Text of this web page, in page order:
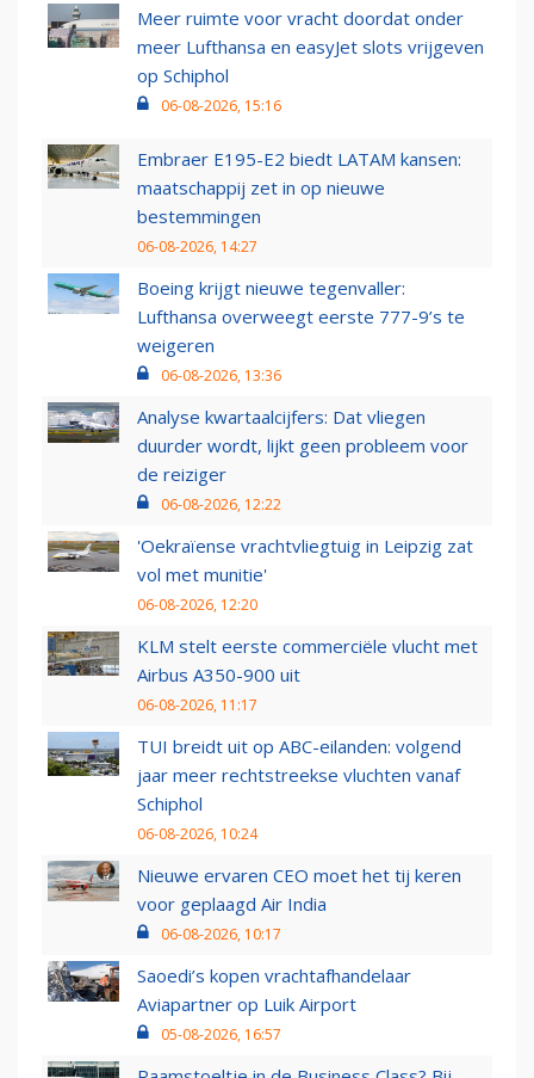
Meer ruimte voor vracht doordat onder
meer Lufthansa en easyJet slots vrijgeven
op Schiphol
06-08-2026, 15:16
Embraer E195-E2 biedt LATAM kansen:
maatschappij zet in op nieuwe
bestemmingen
06-08-2026, 14:27
Boeing krijgt nieuwe tegenvaller:
Lufthansa overweegt eerste 777-9’s te
weigeren
06-08-2026, 13:36
Analyse kwartaalcijfers: Dat vliegen
duurder wordt, lijkt geen probleem voor
de reiziger
06-08-2026, 12:22
'Oekraïense vrachtvliegtuig in Leipzig zat
vol met munitie'
06-08-2026, 12:20
KLM stelt eerste commerciële vlucht met
Airbus A350-900 uit
06-08-2026, 11:17
TUI breidt uit op ABC-eilanden: volgend
jaar meer rechtstreekse vluchten vanaf
Schiphol
06-08-2026, 10:24
Nieuwe ervaren CEO moet het tij keren
voor geplaagd Air India
06-08-2026, 10:17
Saoedi’s kopen vrachtafhandelaar
Aviapartner op Luik Airport
05-08-2026, 16:57